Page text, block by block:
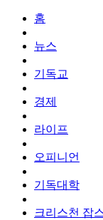
홈
뉴스
기독교
경제
라이프
오피니언
기독대학
크리스천 잡